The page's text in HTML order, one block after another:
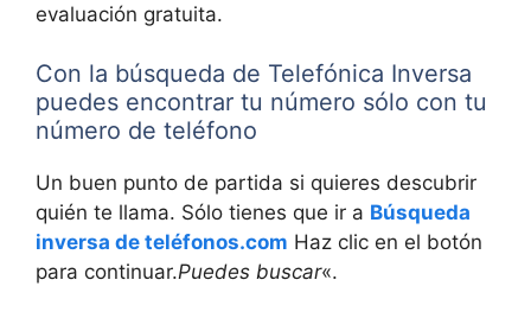
evaluación gratuita.
Con la búsqueda de Telefónica Inversa
puedes encontrar tu número sólo con tu
número de teléfono
Un buen punto de partida si quieres descubrir
quién te llama. Sólo tienes que ir a Búsqueda
inversa de teléfonos.com Haz clic en el botón
para continuar.Puedes buscar«.